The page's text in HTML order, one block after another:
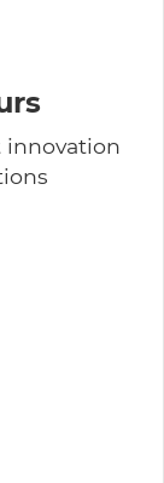
innovation